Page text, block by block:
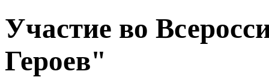
Участие во
Героев"